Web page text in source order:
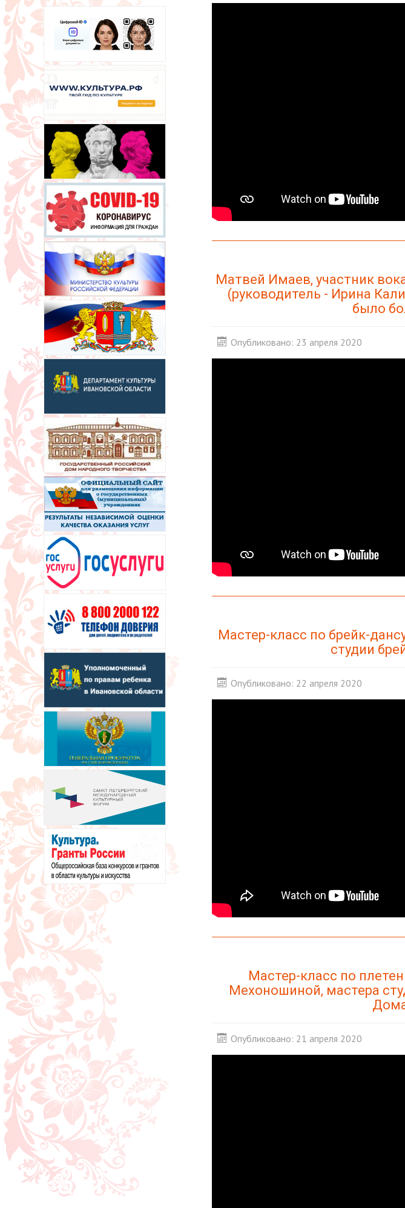
Матвей Имаев, участник
(руководитель - Ирина
было
Опубликовано: 23 апреля 2020
Мастер-класс по брейк-
студии
Опубликовано: 22 апреля 2020
Мастер-класс по
Мехоношиной, мастера
Опубликовано: 21 апреля 2020